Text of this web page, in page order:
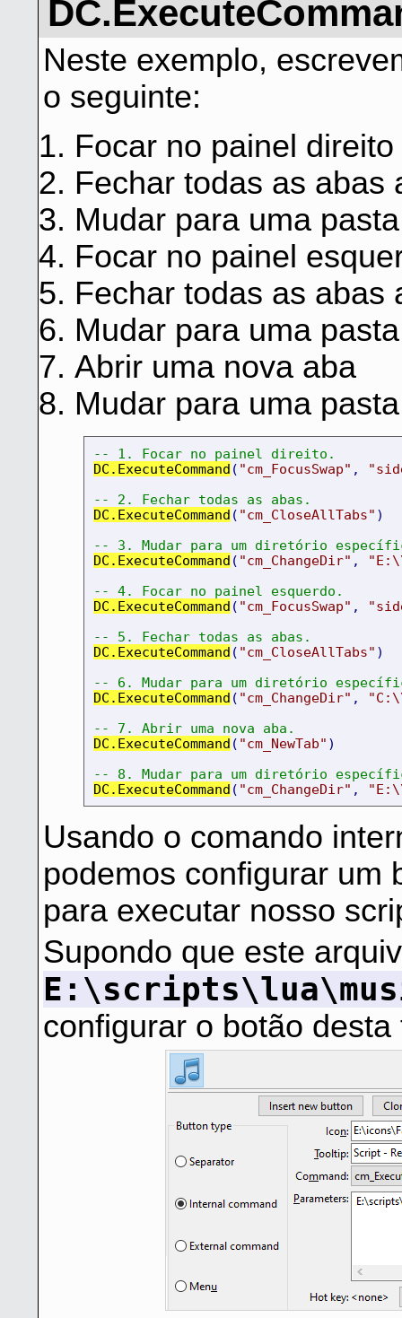
Neste exemplo,
o seguinte:
Focar no painel direito
Fechar todas as abas
Mudar para uma
Focar no painel
Fechar todas as abas
Mudar para uma
Abrir uma nova aba
Mudar para uma
-- 1. Focar no painel direito.
DC.ExecuteCommand ( "cm_FocusSwap" ,
-- 2. Fechar todas as abas.
DC.ExecuteCommand ( "cm_CloseAllTabs" )
-- 3. Mudar para um diretório
DC.ExecuteCommand ( "cm_ChangeDir" ,
-- 4. Focar no painel esquerdo.
DC.ExecuteCommand ( "cm_FocusSwap" ,
-- 5. Fechar todas as abas.
DC.ExecuteCommand ( "cm_CloseAllTabs" )
-- 6. Mudar para um diretório
DC.ExecuteCommand ( "cm_ChangeDir" ,
-- 7. Abrir uma nova aba.
DC.ExecuteCommand ( "cm_NewTab" )
-- 8. Mudar para um diretório
DC.ExecuteCommand ( "cm_ChangeDir" ,
Usando o comando
podemos configurar um
para executar nosso
Supondo que este
configurar o botão desta